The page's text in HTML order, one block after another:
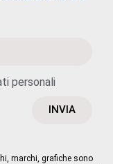
personali
INVIA
marchi, grafiche sono